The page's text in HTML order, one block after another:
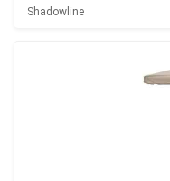
Shadowline